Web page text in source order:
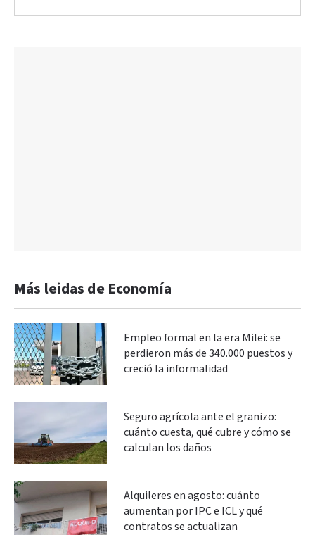
Más leidas de Economía
Empleo formal en la era Milei: se
perdieron más de 340.000 puestos y
creció la informalidad
Seguro agrícola ante el granizo:
cuánto cuesta, qué cubre y cómo se
calculan los daños
Alquileres en agosto: cuánto
aumentan por IPC e ICL y qué
contratos se actualizan